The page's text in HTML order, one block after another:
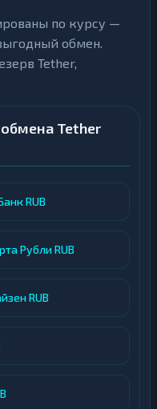
по курсу —
обмен.
Tether,
Tether
RUB
Рубли RUB
RUB